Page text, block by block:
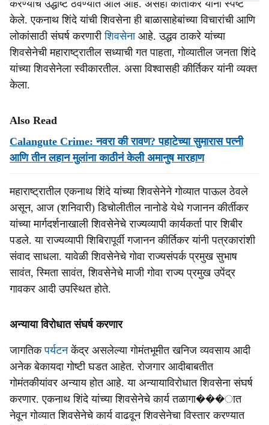
करण्याचे उद्धीष्ट ठेवण्यात आले आहे. असेही कीर्तीकर यांनी स्पष्ट
केले. एकनाथ शिंदे यांची शिवसेना ही बाळासाहेबांच्या विचारांची आणि
लोकांसाठी संघर्ष करणारीशिवसेना आहे. उद्धव ठाकरे यांच्या
शिवसेनेची महाराष्ट्रातील सध्याची गत पाहता, गोव्यातील जनता शिंदे
यांच्या शिवसेनेला स्वीकारतील. असा विश्वासही कीर्तिकर यांनी व्यक्त
केला.
Also Read
Calangute Crime: नवरा की रावण? पहाटेच्या सुमारास पत्नी
आणि तीन लहान मुलांना काठीनं केली अमानुष मारहाण
महाराष्ट्रातील एकनाथ शिंदे यांच्या शिवसेनेने गोव्यात पाऊल ठेवले
असून, आज (शनिवारी) डिचोलीतील नानोडे येथे गजानन कीर्तीकर
यांच्या मार्गदर्शनाखाली शिवसेनेचे राज्यव्यापी कार्यकर्ता पार शिबीर
पडले. या राज्यव्यापी शिबिरापूर्वी गजानन कीर्तिकर यांनी पत्रकारांशी
संवाद साधला. यावेळी शिवसेनेचे गोवा राज्यसंपर्क प्रमुख सुभाष
सावंत, स्मिता सावंत, शिवसेनेचे माजी गोवा राज्य प्रमुख उपेंद्र
गावकर आदी उपस्थित होते.
अन्याया विरोधात संघर्ष करणार
जागतिकपर्यटनकेंद्र असलेल्या गोमंतभूमीत खनिज व्यवसाय आदी
अनेक बेकायदा गोष्टी घडत आहेत. रोजगार आदीबाबतीत
गोमंतकीयांवर अन्याय होत आहे. या अन्यायाविरोधात शिवसेना संघर्ष
करणार. एकनाथ शिंदे यांच्या शिवसेनेचे कार्य तळागा���ात
नेवून गोव्यात शिवसेनेचे कार्य वाढवून शिवसेनेचा विस्तार करण्यात